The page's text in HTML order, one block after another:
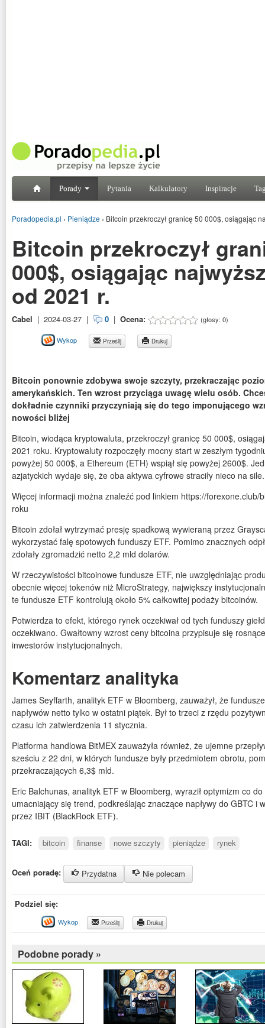
Porady Pytania Kalkulatory Inspiracje
Poradopedia.pl › Pieniądze › Bitcoin przekroczył granicę 50 000$, osiągając
Bitcoin przekroczył
000$, osiągając
od 2021 r.
Cabel | 2024-03-27 | 0 | Ocena: (głosy: 0)
Wykop Prześlij Drukuj
Bitcoin ponownie zdobywa swoje szczyty, przekraczając
amerykańskich. Ten wzrost przyciąga uwagę wielu osób.
dokładnie czynniki przyczyniają się do tego imponującego
nowości bliżej
Bitcoin, wiodąca kryptowaluta, przekroczył granicę 50 000$,
2021 roku. Kryptowaluty rozpoczęły mocny start w zeszłym
powyżej 50 000$, a Ethereum (ETH) wspiął się powyżej 2600$.
azjatyckich wydaje się, że oba aktywa cyfrowe straciły nieco na sile.
Więcej informacji można znaleźć pod linkiem https://forexone.club/
roku
Bitcoin zdołał wytrzymać presję spadkową wywieraną przez
wykorzystać falę spotowych funduszy ETF. Pomimo znacznych
zdołały zgromadzić netto 2,2 mld dolarów.
W rzeczywistości bitcoinowe fundusze ETF, nie uwzględniając
obecnie więcej tokenów niż MicroStrategy, największy
te fundusze ETF kontrolują około 5% całkowitej podaży bitcoinów.
Potwierdza to efekt, którego rynek oczekiwał od tych funduszy
oczekiwano. Gwałtowny wzrost ceny bitcoina przypisuje się
inwestorów instytucjonalnych.
Komentarz analityka
James Seyffarth, analityk ETF w Bloomberg, zauważył, że
napływów netto tylko w ostatni piątek. Był to trzeci z rzędu
czasu ich zatwierdzenia 11 stycznia.
Platforma handlowa BitMEX zauważyła również, że ujemne
sześciu z 22 dni, w których fundusze były przedmiotem obrotu,
przekraczających 6,3$ mld.
Eric Balchunas, analityk ETF w Bloomberg, wyraził optymizm co
umacniający się trend, podkreślając znaczące napływy do GBTC i
przez IBIT (BlackRock ETF).
TAGI: bitcoin finanse nowe szczyty pieniądze rynek
Oceń poradę: Przydatna Nie polecam
Podziel się:
Wykop Prześlij Drukuj
Podobne porady »